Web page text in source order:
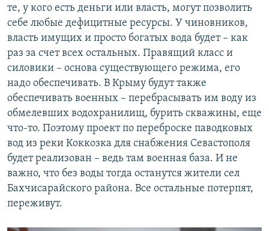
те, у кого есть деньги или власть, могут позволить
себе любые дефицитные ресурсы. У чиновников,
власть имущих и просто богатых вода будет – как
раз за счет всех остальных. Правящий класс и
силовики – основа существующего режима, его
надо обеспечивать. В Крыму будут также
обеспечивать военных – перебрасывать им воду из
обмелевших водохранилищ, бурить скважины, еще
что-то. Поэтому проект по переброске паводковых
вод из реки Коккозка для снабжения Севастополя
будет реализован – ведь там военная база. И не
важно, что без воды тогда останутся жители сел
Бахчисарайского района. Все остальные потерпят,
переживут.